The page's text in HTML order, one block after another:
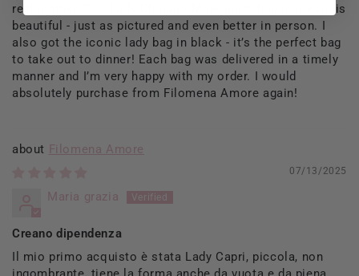
real leather. The Lady Chicago Monogram bag in cream is
beautiful - just as pictured and even better in person. I
also got the iconic lady bag in black - it’s the perfect bag
to take out to dinner! Each bag was delivered in a timely
manner and I’m very happy with my order. I would
absolutely purchase from Filomena Amore again!
Filomena Amore
07/13/2025
Maria grazia
Creano dipendenza
Il mio primo acquisto è stata Lady Capri, piccola, non